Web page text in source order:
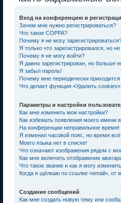
Вход на конференцию и
Зачем мне нужно регистрироваться?
Что такое COPPA?
Почему я не могу
Я только что зарегистрировался, но
Почему я не могу войти?
Я давно зарегистрирован, но больше
Я забыл пароль!
Почему мне периодически
Что делает функция «Удалить
Параметры и настройки
Как мне изменить мои настройки?
Как избежать появления моего имени
На конференции неправильное время!
Я изменил часовой пояс, но время
Моего языка нет в списке!
Что означают изображения рядом с
Как мне включить отображение
Что такое звание и как я могу
Когда я щёлкаю по ссылке «email», от
Создание сообщений
Как мне создать новую тему или